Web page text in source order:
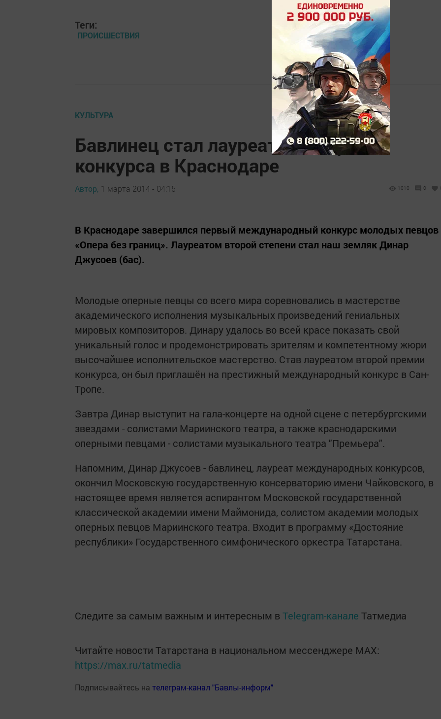
Теги:
ПРОИСШЕСТВИЯ
КУЛЬТУРА
Бавлинец стал лауреатом оперного
конкурса в Краснодаре
Автор, 1 марта 2014 - 04:15 1010 0
В Краснодаре завершился первый международный конкурс молодых певцов
«Опера без границ». Лауреатом второй степени стал наш земляк Динар
Джусоев (бас).
Молодые оперные певцы со всего мира соревновались в мастерстве
академического исполнения музыкальных произведений гениальных
мировых композиторов. Динару удалось во всей красе показать свой
уникальный голос и продемонстрировать зрителям и компетентному жюри
высочайшее исполнительское мастерство. Став лауреатом второй премии
конкурса, он был приглашён на престижный международный конкурс в Сан-
Тропе.
Завтра Динар выступит на гала-концерте на одной сцене с петербургскими
звездами - солистами Мариинского театра, а также краснодарскими
оперными певцами - солистами музыкального театра "Премьера".
Напомним, Динар Джусоев - бавлинец, лауреат международных конкурсов,
окончил Московскую государственную консерваторию имени Чайковского, в
настоящее время является аспирантом Московской государственной
классической академии имени Маймонида, солистом академии молодых
оперных певцов Мариинского театра. Входит в программу «Достояние
республики» Государственного симфонического оркестра Татарстана.
Следите за самым важным и интересным в Telegram-канале Татмедиа
Читайте новости Татарстана в национальном мессенджере MАХ:
https://max.ru/tatmedia
Подписывайтесь на телеграм-канал "Бавлы-информ"